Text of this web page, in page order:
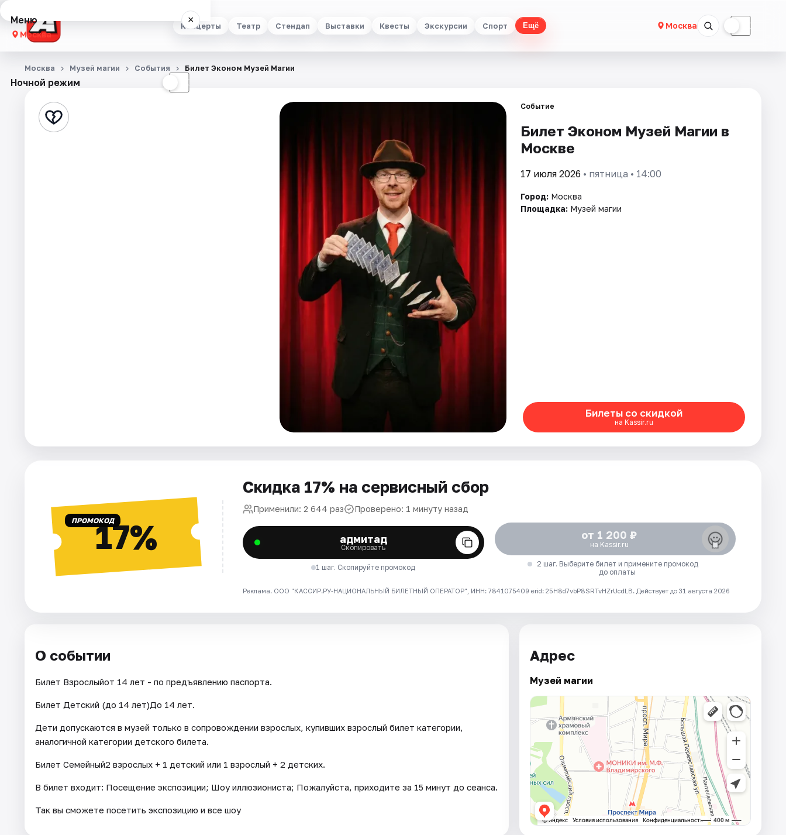
Концерты Театр Стендап Выставки Квесты Экскурсии Спорт Ещё Москва ☾
Меню ×
Москва
Концерты
Стендап
Ночной режим ☾
Москва Музей магии События Билет Эконом Музей Магии
Событие
Билет Эконом Музей Магии в
Москве
17 июля 2026 • пятница • 14:00
Город: Москва
Площадка: Музей магии
Билеты со скидкой
на Kassir.ru
ПРОМОКОД17%
Скидка 17% на сервисный сбор
Применили: 2 644 раз Проверено: 1 минуту назад
адмитад
Скопировать
1 шаг. Скопируйте промокод
от 1 200 ₽
на Kassir.ru
2 шаг. Выберите билет и примените промокод
до оплаты
Реклама. ООО "КАССИР.РУ-НАЦИОНАЛЬНЫЙ БИЛЕТНЫЙ ОПЕРАТОР", ИНН: 7841075409 erid: 25H8d7vbP8SRTvHZrUcdLB. Действует до 31 августа 2026
О событии
Билет Взрослыйот 14 лет - по предъявлению паспорта.
Билет Детский (до 14 лет)До 14 лет.
Дети допускаются в музей только в сопровождении взрослых, купивших взрослый билет категории,
аналогичной категории детского билета.
Билет Семейный2 взрослых + 1 детский или 1 взрослый + 2 детских.
В билет входит: Посещение экспозиции; Шоу иллюзиониста; Пожалуйста, приходите за 15 минут до сеанса.
Так вы сможете посетить экспозицию и все шоу
Адрес
Музей магии